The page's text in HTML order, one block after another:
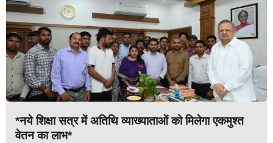
*नये शिक्षा सत्र में अतिथि व्याख्याताओं को मिलेगा एकमुश्त
वेतन का लाभ*